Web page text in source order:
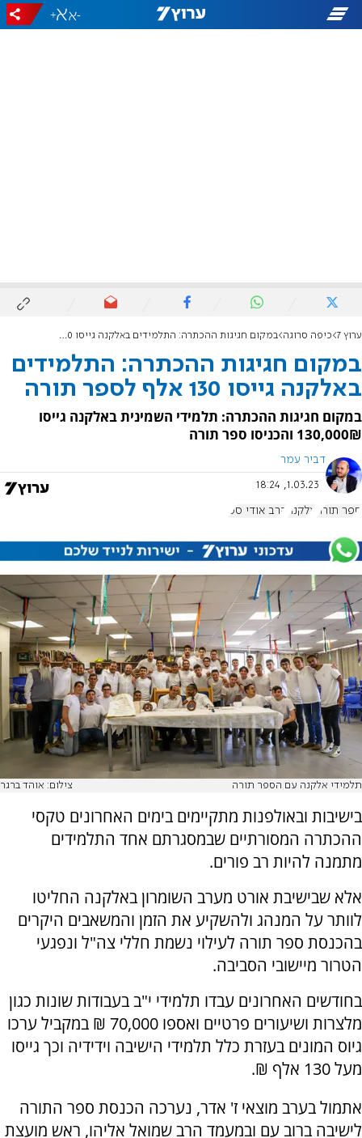
-
+
ערוץ 7 כיפה סרוגה במקום חגיגות ההכתרה: התלמידים באלקנה גייסו 130 אלף לספר תורה
במקום חגיגות ההכתרה: התלמידים
באלקנה גייסו 130 אלף לספר תורה
במקום חגיגות ההכתרה: תלמידי השמינית באלקנה גייסו
130,000₪ והכניסו ספר תורה
דביר עמר
1.03.23, 18:24
ספר תורה אלקנה הרב אודי סט
תלמידי אלקנה עם הספר תורה צילום: אוהד ברגר
בישיבות ובאולפנות מתקיימים בימים האחרונים טקסי
ההכתרה המסורתיים שבמסגרתם אחד התלמידים
מתמנה להיות רב פורים.
אלא שבישיבת אורט מערב השומרון באלקנה החליטו
לוותר על המנהג ולהשקיע את הזמן והמשאבים היקרים
בהכנסת ספר תורה לעילוי נשמת חללי צה"ל ונפגעי
הטרור מיישובי הסביבה.
בחודשים האחרונים עבדו תלמידי י"ב בעבודות שונות כגון
מלצרות ושיעורים פרטיים ואספו 70,000 ₪ במקביל ערכו
גיוס המונים בעזרת כלל תלמידי הישיבה וידידיה וכך גייסו
מעל 130 אלף ₪.
אתמול בערב מוצאי ז' אדר, נערכה הכנסת ספר התורה
לישיבה ברוב עם ובמעמד הרב שמואל אליהו, ראש מועצת